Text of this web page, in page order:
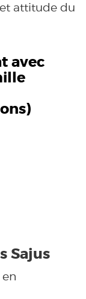
attitude du
avec
Sajus